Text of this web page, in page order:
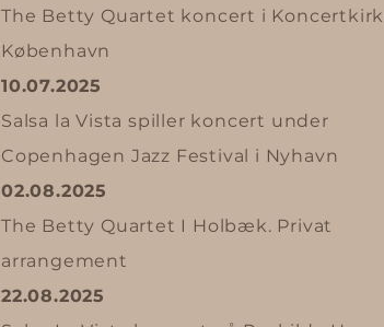
The Betty Quartet koncert i
København
10.07.2025
Salsa la Vista spiller koncert under
Copenhagen Jazz Festival i Nyhavn
02.08.2025
The Betty Quartet I Holbæk. Privat
arrangement
22.08.2025